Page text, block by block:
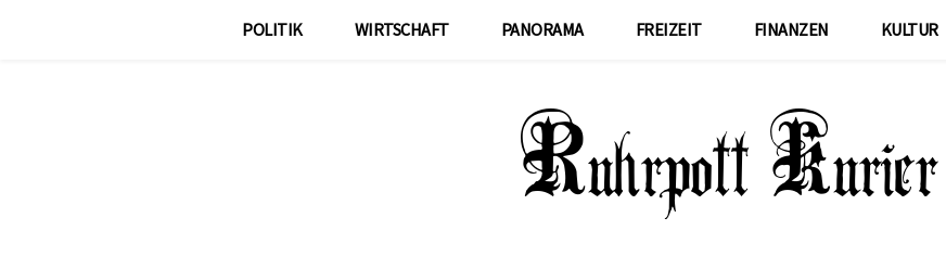
POLITIK WIRTSCHAFT PANORAMA FREIZEIT FINANZEN KULTUR